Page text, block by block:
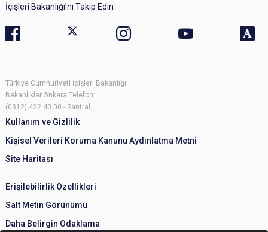
İçişleri Bakanlığı’nı Takip Edin
Türkiye Cumhuriyeti İçişleri Bakanlığı
Bakanlıklar Ankara Telefon:
(0312) 422 40 00 - Santral
Kullanım ve Gizlilik
Kişisel Verileri Koruma Kanunu Aydınlatma Metni
Site Haritası
Erişilebilirlik Özellikleri
Salt Metin Görünümü
Daha Belirgin Odaklama